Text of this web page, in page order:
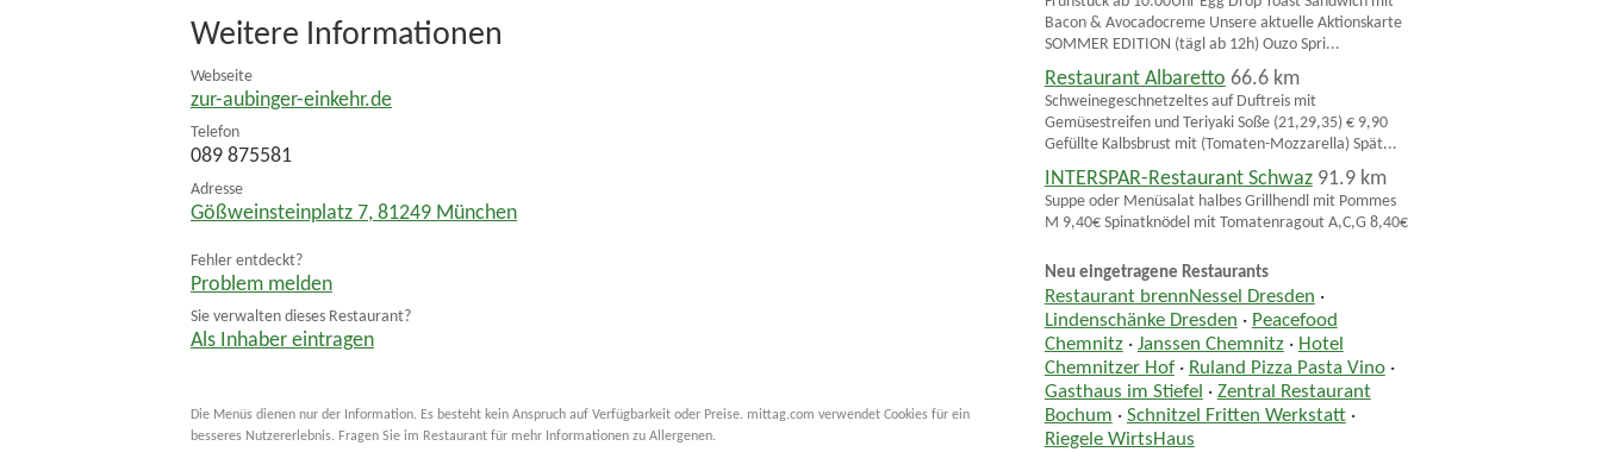
Weitere Informationen
Webseite
zur-aubinger-einkehr.de
Telefon
089 875581
Adresse
Gößweinsteinplatz 7, 81249 München
Fehler entdeckt?
Problem melden
Sie verwalten dieses Restaurant?
Als Inhaber eintragen
Die Menüs dienen nur der Information. Es besteht kein Anspruch auf Verfügbarkeit oder Preise. mittag.com verwendet Cookies für ein
besseres Nutzererlebnis. Fragen Sie im Restaurant für mehr Informationen zu Allergenen.
Bacon & Avocadocreme Unsere aktuelle Aktionskarte
SOMMER EDITION (tägl ab 12h) Ouzo Spri...
Restaurant Albaretto 66.6 km
Schweinegeschnetzeltes auf Duftreis mit
Gemüsestreifen und Teriyaki Soße (21,29,35) € 9,90
Gefüllte Kalbsbrust mit (Tomaten-Mozzarella) Spät...
INTERSPAR-Restaurant Schwaz 91.9 km
Suppe oder Menüsalat halbes Grillhendl mit Pommes
M 9,40€ Spinatknödel mit Tomatenragout A,C,G 8,40€
Neu eingetragene Restaurants
Restaurant brennNessel Dresden ·
Lindenschänke Dresden · Peacefood
Chemnitz· Janssen Chemnitz· Hotel
Chemnitzer Hof· Ruland Pizza Pasta Vino·
Gasthaus im Stiefel · Zentral Restaurant
Bochum · Schnitzel Fritten Werkstatt·
Riegele WirtsHaus